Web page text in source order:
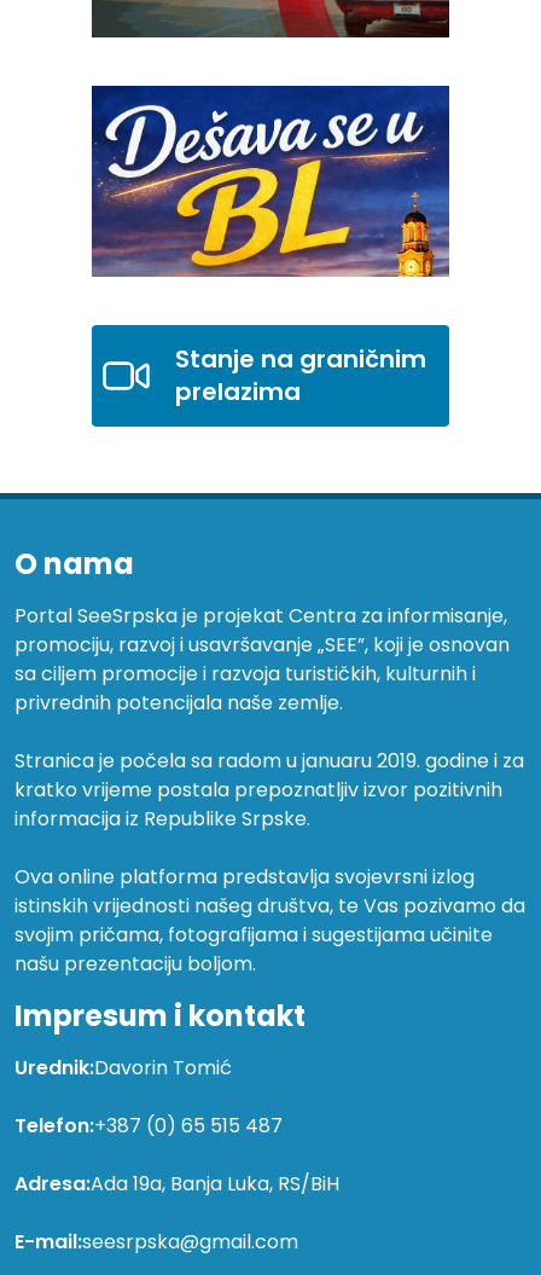
Stanje na graničnim
prelazima
O nama
Portal SeeSrpska je projekat Centra za informisanje,
promociju, razvoj i usavršavanje „SEE”, koji je osnovan
sa ciljem promocije i razvoja turističkih, kulturnih i
privrednih potencijala naše zemlje.
Stranica je počela sa radom u januaru 2019. godine i za
kratko vrijeme postala prepoznatljiv izvor pozitivnih
informacija iz Republike Srpske.
Ova online platforma predstavlja svojevrsni izlog
istinskih vrijednosti našeg društva, te Vas pozivamo da
svojim pričama, fotografijama i sugestijama učinite
našu prezentaciju boljom.
Impresum i kontakt
Urednik:Davorin Tomić
Telefon:+387 (0) 65 515 487
Adresa:Ada 19a, Banja Luka, RS/BiH
E-mail:seesrpska@gmail.com